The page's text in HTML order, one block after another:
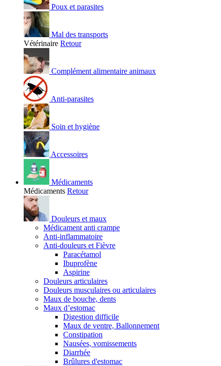
Poux et parasites
Mal des transports
Vétérinaire Retour
Complément alimentaire animaux
Anti-parasites
Soin et hygiène
Accessoires
Médicaments
Médicaments Retour
Douleurs et maux
Médicament anti crampe
Anti-inflammatoire
Anti-douleurs et Fièvre
Paracétamol
Ibuprofène
Aspirine
Douleurs articulaires
Douleurs musculaires ou articulaires
Maux de bouche, dents
Maux d’estomac
Digestion difficile
Maux de ventre, Ballonnement
Constipation
Nausées, vomissements
Diarrhée
Brûlures d'estomac